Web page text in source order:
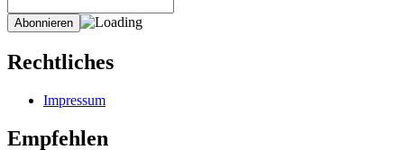
Rechtliches
Impressum
Empfehlen